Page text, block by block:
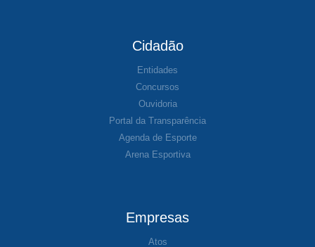
Cidadão
Entidades
Concursos
Ouvidoria
Portal da Transparência
Agenda de Esporte
Arena Esportiva
Empresas
Atos